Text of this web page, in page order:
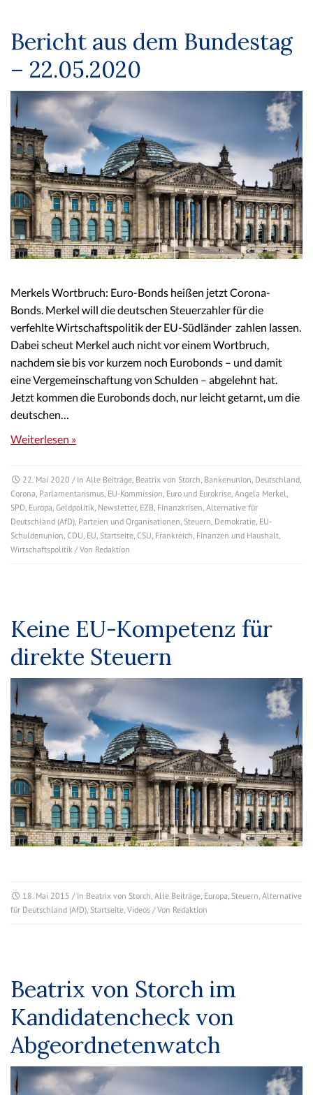
Bericht aus dem Bundestag
– 22.05.2020
Merkels Wortbruch: Euro-Bonds heißen jetzt Corona-
Bonds. Merkel will die deutschen Steuerzahler für die
verfehlte Wirtschaftspolitik der EU-Südländer zahlen lassen.
Dabei scheut Merkel auch nicht vor einem Wortbruch,
nachdem sie bis vor kurzem noch Eurobonds – und damit
eine Vergemeinschaftung von Schulden – abgelehnt hat.
Jetzt kommen die Eurobonds doch, nur leicht getarnt, um die
deutschen…
Weiterlesen »
22. Mai 2020 / In Alle Beiträge Beatrix von Storch Bankenunion Deutschland
Corona Parlamentarismus EU-Kommission Euro und Eurokrise Angela Merkel
SPD Europa Geldpolitik Newsletter, EZB Finanzkrisen Alternative für
Deutschland (AfD) Parteien und Organisationen Steuern Demokratie EU-
Schuldenunion CDU EU Startseite CSU Frankreich Finanzen und Haushalt
Wirtschaftspolitik / Von Redaktion
Keine EU-Kompetenz für
direkte Steuern
18. Mai 2015 / In Beatrix von Storch Alle Beiträge Europa Steuern Alternative
für Deutschland (AfD) Startseite Videos / Von Redaktion
Beatrix von Storch im
Kandidatencheck von
Abgeordnetenwatch